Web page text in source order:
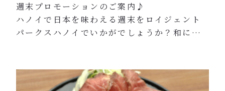
週末プロモーションのご案内♪
ハノイで日本を味わえる週末をロイジェント
パークスハノイでいかがでしょうか？和にこ
広々とした純和風の大浴場で身体を癒し、気
分をリフレッシュしてみてはいかがでしょう